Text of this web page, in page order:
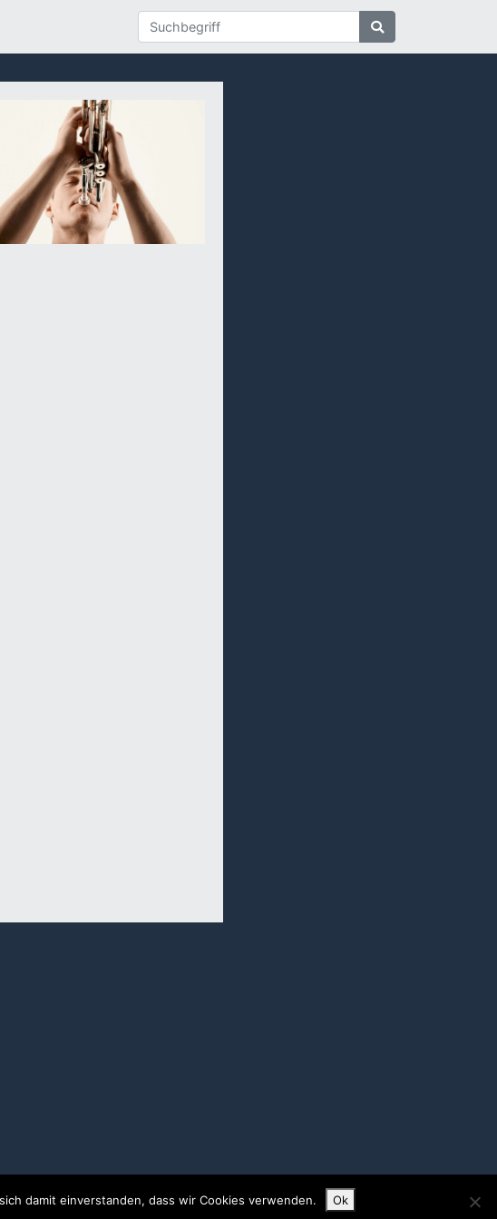
Impressum/Datenschutz
damit einverstanden, dass wir Cookies verwenden. Ok